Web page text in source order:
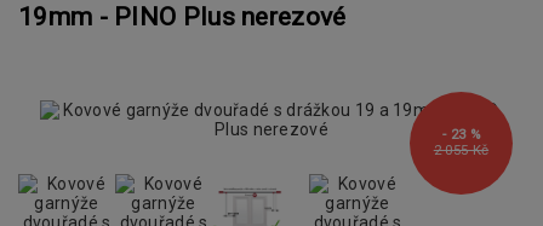
19mm - PINO Plus nerezové
2 055 Kč
- 23 %